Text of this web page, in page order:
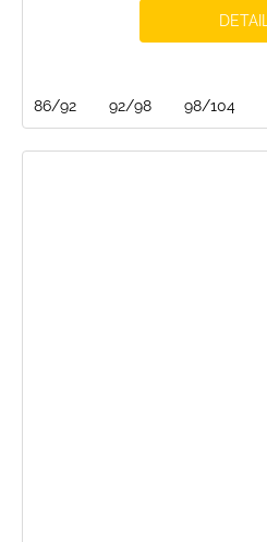
DETAIL
86/92 92/98 98/104